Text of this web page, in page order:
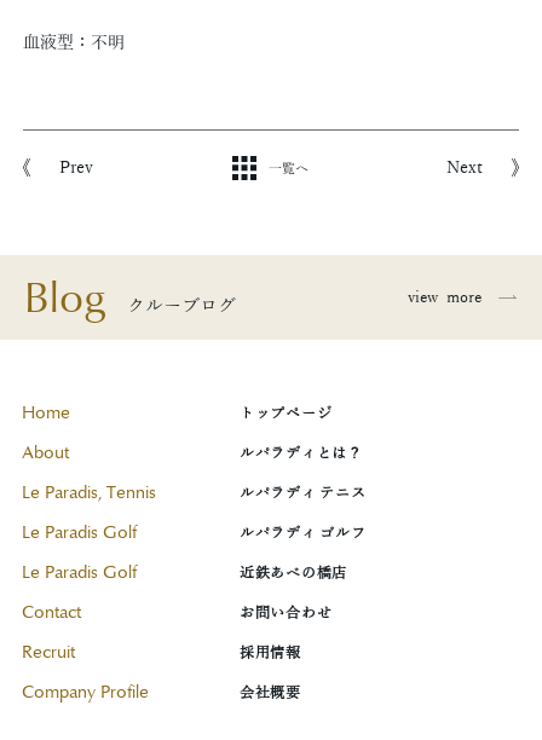
血液型： 不明
Prev 一覧へ Next
Blog クルーブログ view more
Home トップページ
About ルパラディとは？
Le Paradis, Tennis ルパラディ テニス
Le Paradis Golf ルパラディ ゴルフ
Le Paradis Golf 近鉄あべの橋店
Contact お問い合わせ
Recruit 採用情報
Company Profile 会社概要